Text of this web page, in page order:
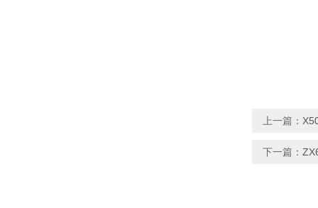
上一篇：
下一篇：